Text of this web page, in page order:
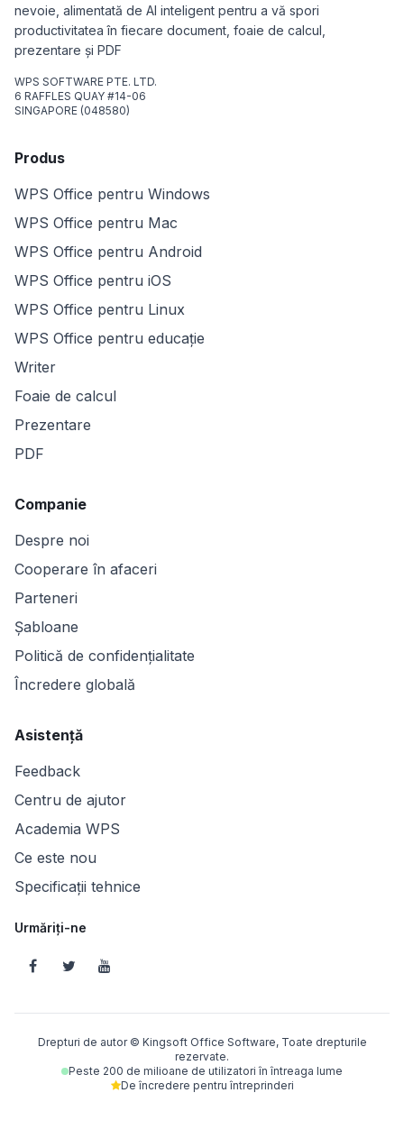
nevoie, alimentată de AI inteligent pentru a vă spori
productivitatea în fiecare document, foaie de calcul,
prezentare și PDF
WPS SOFTWARE PTE. LTD.
6 RAFFLES QUAY #14-06
SINGAPORE (048580)
Produs
WPS Office pentru Windows
WPS Office pentru Mac
WPS Office pentru Android
WPS Office pentru iOS
WPS Office pentru Linux
WPS Office pentru educație
Writer
Foaie de calcul
Prezentare
PDF
Companie
Despre noi
Cooperare în afaceri
Parteneri
Șabloane
Politică de confidențialitate
Încredere globală
Asistență
Feedback
Centru de ajutor
Academia WPS
Ce este nou
Specificații tehnice
Urmăriți-ne
Drepturi de autor © Kingsoft Office Software, Toate drepturile
rezervate.
Peste 200 de milioane de utilizatori în întreaga lume
De încredere pentru întreprinderi